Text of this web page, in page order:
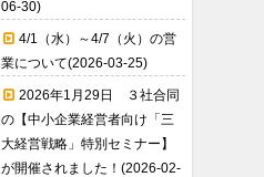
06-30)
4/1（水）～4/7（火）の営
業について(2026-03-25)
2026年1月29日 ３社合同
の【中小企業経営者向け「三
大経営戦略」特別セミナー】
が開催されました！(2026-02-